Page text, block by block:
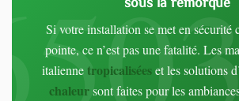
Si votre installation se met en sécurité
pointe, ce n’est pas une fatalité. Les
italiennetropicaliséeset les solutions
chaleursont faites pour les